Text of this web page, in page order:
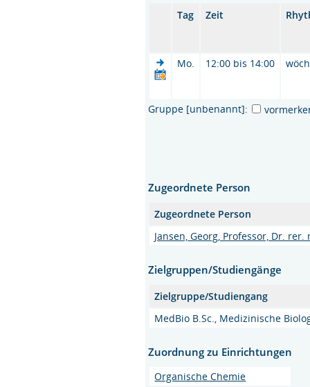
Tag Zeit
Mo. 12:00 bis 14:00
Gruppe [unbenannt]:
Zugeordnete Person
Zugeordnete Person
Jansen, Georg, Professor, Dr. rer.
Zielgruppen/Studiengänge
Zielgruppe/Studiengang
MedBio B.Sc., Medizinische
Zuordnung zu Einrichtungen
Organische Chemie